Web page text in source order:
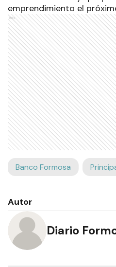
emprendimiento el
Ads
Banco Formosa
Autor
Diario